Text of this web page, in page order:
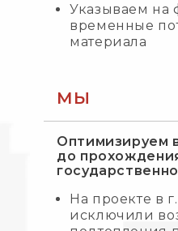
Указываем на
временные
материала
МЫ
Оптимизируем
до
На проекте в
исключили